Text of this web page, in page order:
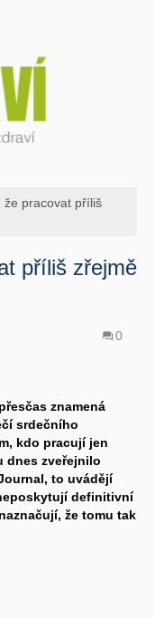
že pracovat příliš
příliš zřejmě
0
znamená
srdečního
kdo pracují jen
dnes zveřejnilo
to uvádějí
definitivní
že tomu tak